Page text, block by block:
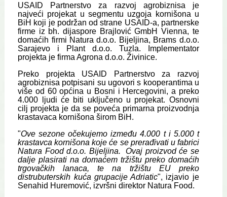
USAID Partnerstvo za razvoj agrobiznisa je
najveći projekat u segmentu uzgoja kornišona u
BiH koji je podržan od strane USAID-a, partnerske
firme iz bh. dijaspore Brajlović GmbH Vienna, te
domaćih firmi Natura d.o.o. Bijeljina, Brams d.o.o.
Sarajevo i Plant d.o.o. Tuzla. Implementator
projekta je firma Agrona d.o.o. Živinice.
Preko projekta USAID Partnerstvo za razvoj
agrobiznisa potpisani su ugovori s kooperantima u
više od 60 općina u Bosni i Hercegovini, a preko
4.000 ljudi će biti uključeno u projekat. Osnovni
cilj projekta je da se poveća primarna proizvodnja
krastavaca kornišona širom BiH.
"Ove sezone očekujemo između 4.000 t i 5.000 t
krastavca kornišona koje će se prerađivati u fabrici
Natura Food d.o.o. Bijeljina. Ovaj proizvod će se
dalje plasirati na domaćem tržištu preko domaćih
trgovačkih lanaca, te na tržištu EU preko
distrubuterskih kuća grupacije Adriatic", izjavio je
Senahid Huremović, izvršni direktor Natura Food.